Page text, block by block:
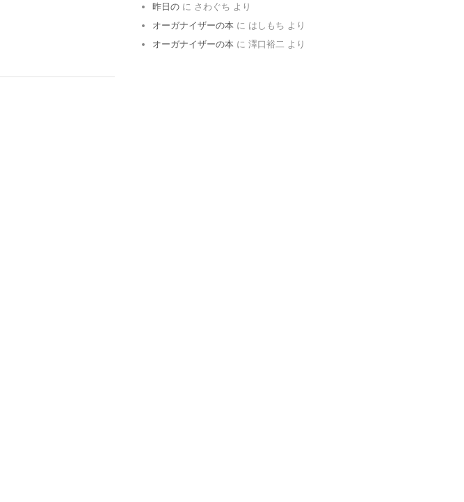
昨日の に さわぐち より
オーガナイザーの本 に はしもち より
オーガナイザーの本 に 澤口裕二 より